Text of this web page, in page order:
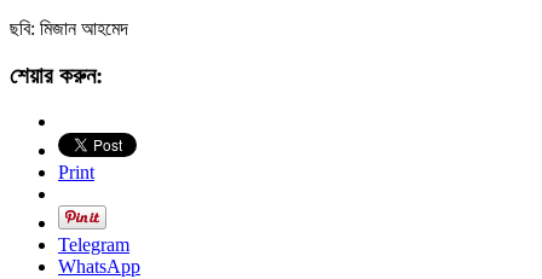
ছবি: মিজান আহমেদ
শেয়ার করুন:
Print
Telegram
WhatsApp